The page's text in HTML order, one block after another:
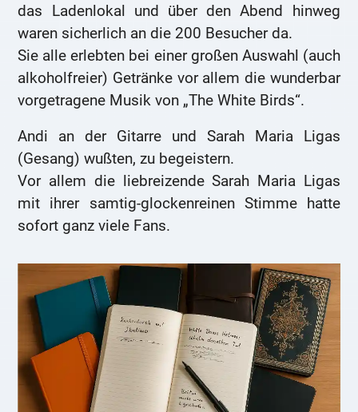
das Ladenlokal und über den Abend hinweg
waren sicherlich an die 200 Besucher da.
Sie alle erlebten bei einer großen Auswahl (auch
alkoholfreier) Getränke vor allem die wunderbar
vorgetragene Musik von „The White Birds“.
Andi an der Gitarre und Sarah Maria Ligas
(Gesang) wußten, zu begeistern.
Vor allem die liebreizende Sarah Maria Ligas
mit ihrer samtig-glockenreinen Stimme hatte
sofort ganz viele Fans.